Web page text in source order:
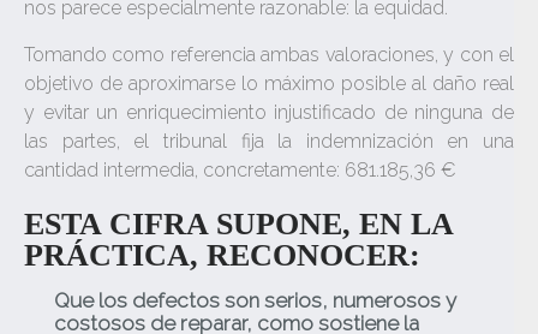
nos parece especialmente razonable: la equidad.
Tomando como referencia ambas valoraciones, y con el
objetivo de aproximarse lo máximo posible al daño real
y evitar un enriquecimiento injustificado de ninguna de
las partes, el tribunal fija la indemnización en una
cantidad intermedia, concretamente: 681.185,36 €
ESTA CIFRA SUPONE, EN LA
PRÁCTICA, RECONOCER:
Que los defectos son serios, numerosos y
costosos de reparar, como sostiene la